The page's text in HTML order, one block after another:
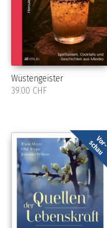
Wüstengeister
39.00 CHF
Vor-
schau